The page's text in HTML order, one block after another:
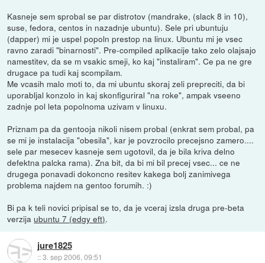
Kasneje sem sprobal se par distrotov (mandrake, (slack 8 in 10),
suse, fedora, centos in nazadnje ubuntu). Sele pri ubuntuju
(dapper) mi je uspel popoln prestop na linux. Ubuntu mi je vsec
ravno zaradi "binarnosti". Pre-compiled aplikacije tako zelo olajsajo
namestitev, da se m vsakic smeji, ko kaj "instaliram". Ce pa ne gre
drugace pa tudi kaj scompilam.
Me vcasih malo moti to, da mi ubuntu skoraj zeli prepreciti, da bi
uporabljal konzolo in kaj skonfiguriral "na roke", ampak vseeno
zadnje pol leta popolnoma uzivam v linuxu.
Priznam pa da gentooja nikoli nisem probal (enkrat sem probal, pa
se mi je instalacija "obesila", kar je povzrocilo precejsno zamero....
sele par mesecev kasneje sem ugotovil, da je bila kriva delno
defektna palcka rama). Zna bit, da bi mi bil precej vsec... ce ne
drugega ponavadi dokoncno resitev kakega bolj zanimivega
problema najdem na gentoo forumih. :)
Bi pa k teli novici pripisal se to, da je vceraj izsla druga pre-beta
verzijaubuntu 7 (edgy eft).
jure1825
::3. sep 2006, 09:51